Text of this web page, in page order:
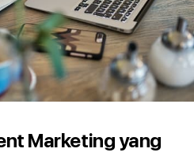
Marketing yang